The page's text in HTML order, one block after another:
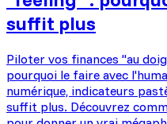
suffit plus
Piloter vos finances "au
pourquoi le faire avec
numérique, indicateurs
suffit plus. Découvrez